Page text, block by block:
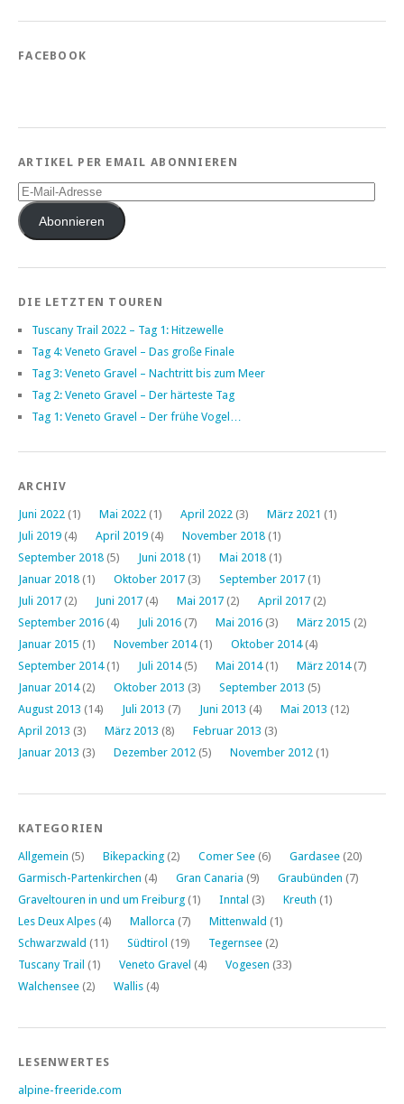
FACEBOOK
ARTIKEL PER EMAIL ABONNIEREN
E-
Mail-
AdresseAbonnieren
DIE LETZTEN TOUREN
Tuscany Trail 2022 – Tag 1: Hitzewelle
Tag 4: Veneto Gravel – Das große Finale
Tag 3: Veneto Gravel – Nachtritt bis zum Meer
Tag 2: Veneto Gravel – Der härteste Tag
Tag 1: Veneto Gravel – Der frühe Vogel…
ARCHIV
Juni 2022 (1) Mai 2022 (1) April 2022 (3) März 2021 (1)
Juli 2019 (4) April 2019 (4) November 2018 (1)
September 2018 (5) Juni 2018 (1) Mai 2018 (1)
Januar 2018 (1) Oktober 2017 (3) September 2017 (1)
Juli 2017 (2) Juni 2017 (4) Mai 2017 (2) April 2017 (2)
September 2016 (4) Juli 2016 (7) Mai 2016 (3) März 2015 (2)
Januar 2015 (1) November 2014(1) Oktober 2014(4)
September 2014(1) Juli 2014(5) Mai 2014(1) März 2014(7)
Januar 2014(2) Oktober 2013 (3) September 2013 (5)
August 2013 (14) Juli 2013 (7) Juni 2013 (4) Mai 2013 (12)
April 2013 (3) März 2013 (8) Februar 2013 (3)
Januar 2013 (3) Dezember 2012 (5) November 2012 (1)
KATEGORIEN
Allgemein (5) Bikepacking (2) Comer See (6) Gardasee (20)
Garmisch-Partenkirchen (4) Gran Canaria (9) Graubünden (7)
Graveltouren in und um Freiburg (1) Inntal (3) Kreuth (1)
Les Deux Alpes (4) Mallorca (7) Mittenwald (1)
Schwarzwald (11) Südtirol (19) Tegernsee (2)
Tuscany Trail (1) Veneto Gravel (4) Vogesen (33)
Walchensee (2) Wallis (4)
LESENWERTES
alpine-freeride.com